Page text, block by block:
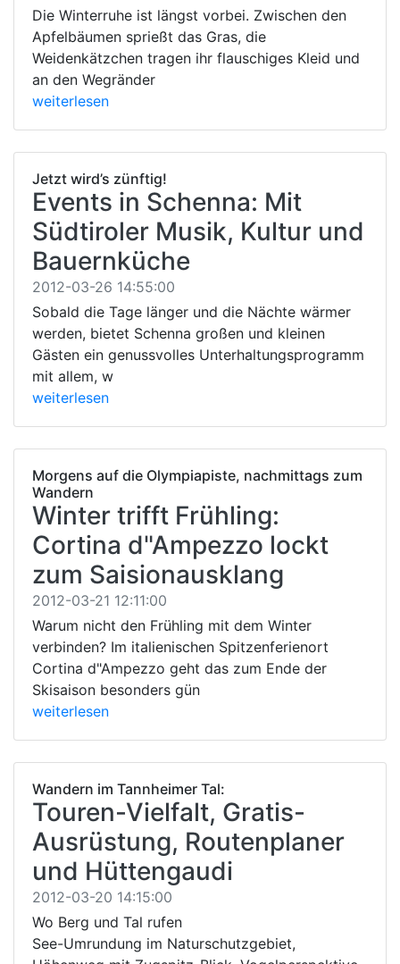
Die Winterruhe ist längst vorbei. Zwischen den
Apfelbäumen sprießt das Gras, die
Weidenkätzchen tragen ihr flauschiges Kleid und
an den Wegränder
weiterlesen
Jetzt wird’s zünftig!
Events in Schenna: Mit
Südtiroler Musik, Kultur und
Bauernküche
2012-03-26 14:55:00
Sobald die Tage länger und die Nächte wärmer
werden, bietet Schenna großen und kleinen
Gästen ein genussvolles Unterhaltungsprogramm
mit allem, w
weiterlesen
Morgens auf die Olympiapiste, nachmittags zum
Wandern
Winter trifft Frühling:
Cortina d"Ampezzo lockt
zum Saisionausklang
2012-03-21 12:11:00
Warum nicht den Frühling mit dem Winter
verbinden? Im italienischen Spitzenferienort
Cortina d"Ampezzo geht das zum Ende der
Skisaison besonders gün
weiterlesen
Wandern im Tannheimer Tal:
Touren-Vielfalt, Gratis-
Ausrüstung, Routenplaner
und Hüttengaudi
2012-03-20 14:15:00
Wo Berg und Tal rufen
See-Umrundung im Naturschutzgebiet,